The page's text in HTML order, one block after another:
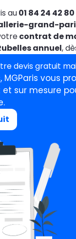
au01 84 24 42 80
grand-
contrat de
annuel,
devis gratuit
MGParis vous
sur mesure